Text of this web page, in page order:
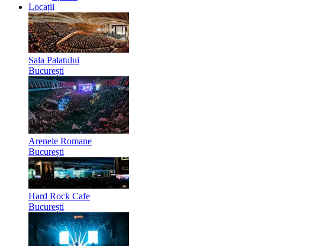
Locații
Sala Palatului
București
Arenele Romane
București
Hard Rock Cafe
București